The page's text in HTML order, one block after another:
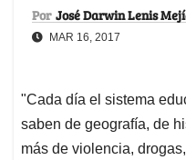
Por José Darwin Lenis
MAR 16, 2017
"Cada día el sistema
saben de geografía, de
más de violencia,